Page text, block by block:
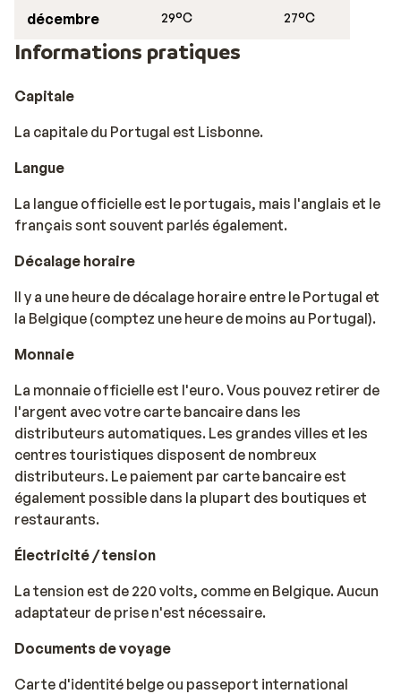
décembre 29°C 27°C
Informations pratiques
Capitale
La capitale du Portugal est Lisbonne.
Langue
La langue officielle est le portugais, mais l'anglais et le
français sont souvent parlés également.
Décalage horaire
Il y a une heure de décalage horaire entre le Portugal et
la Belgique (comptez une heure de moins au Portugal).
Monnaie
La monnaie officielle est l'euro. Vous pouvez retirer de
l'argent avec votre carte bancaire dans les
distributeurs automatiques. Les grandes villes et les
centres touristiques disposent de nombreux
distributeurs. Le paiement par carte bancaire est
également possible dans la plupart des boutiques et
restaurants.
Électricité / tension
La tension est de 220 volts, comme en Belgique. Aucun
adaptateur de prise n'est nécessaire.
Documents de voyage
Carte d'identité belge ou passeport international